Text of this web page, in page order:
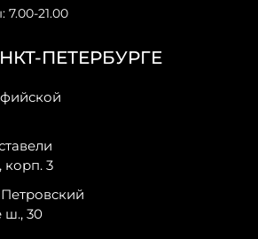
ПЕТЕРБУРГЕ
корп. 3
ш., 30
21.00